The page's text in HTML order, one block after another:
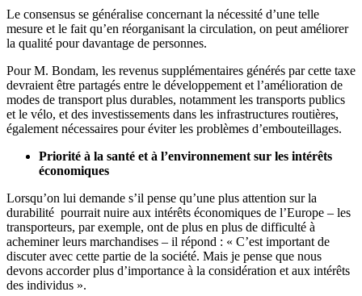
Le consensus se généralise concernant la nécessité d’une telle
mesure et le fait qu’en réorganisant la circulation, on peut améliorer
la qualité pour davantage de personnes.
Pour M. Bondam, les revenus supplémentaires générés par cette taxe
devraient être partagés entre le développement et l’amélioration de
modes de transport plus durables, notamment les transports publics
et le vélo, et des investissements dans les infrastructures routières,
également nécessaires pour éviter les problèmes d’embouteillages.
Priorité à la santé et à l’environnement sur les intérêts
économiques
Lorsqu’on lui demande s’il pense qu’une plus attention sur la
durabilité pourrait nuire aux intérêts économiques de l’Europe – les
transporteurs, par exemple, ont de plus en plus de difficulté à
acheminer leurs marchandises – il répond : « C’est important de
discuter avec cette partie de la société. Mais je pense que nous
devons accorder plus d’importance à la considération et aux intérêts
des individus ».